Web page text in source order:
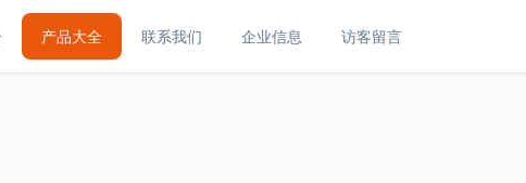
产品大全 联系我们 企业信息 访客留言